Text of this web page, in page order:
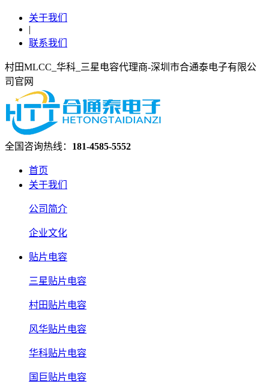
关于我们
|
联系我们
村田MLCC_华科_三星电容代理商-深圳市合通泰电子有限公
司官网
全国咨询热线： 181-4585-5552
首页
关于我们
公司简介
企业文化
贴片电容
三星贴片电容
村田贴片电容
风华贴片电容
华科贴片电容
国巨贴片电容